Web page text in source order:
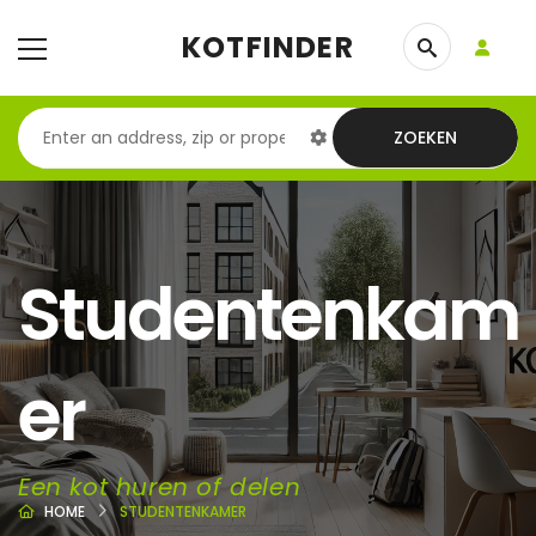
KOTFINDER
ZOEKEN
Studentenkam
er
Een kot huren of delen
HOME STUDENTENKAMER